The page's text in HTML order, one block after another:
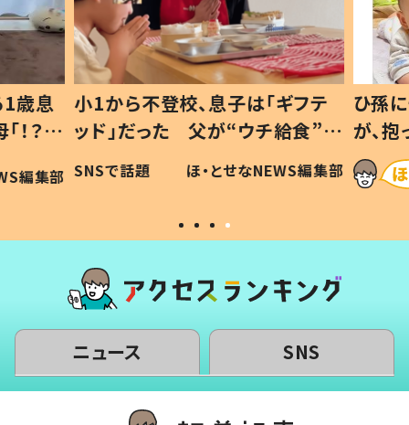
歳息
？」
編集部
小1から不登校、息子は「ギフテ
ッド」だった 父が“ウチ給食”を
作り続ける理由とは #令和の親
#令和の子
SNSで話題 ほ・とせなNEWS編集部
ひ孫
が、
「涙
い」
ニュース SNS